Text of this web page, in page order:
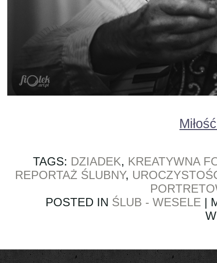
TAGS: DZIADEK, KREATYWNA
REPORTAŻ ŚLUBNY,
POSTED IN ŚLUB - WESELE |